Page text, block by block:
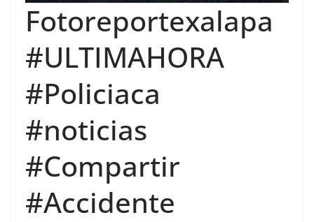
Fotoreportexalapa
#ULTIMAHORA
#Policiaca
#noticias
#Compartir
#Accidente